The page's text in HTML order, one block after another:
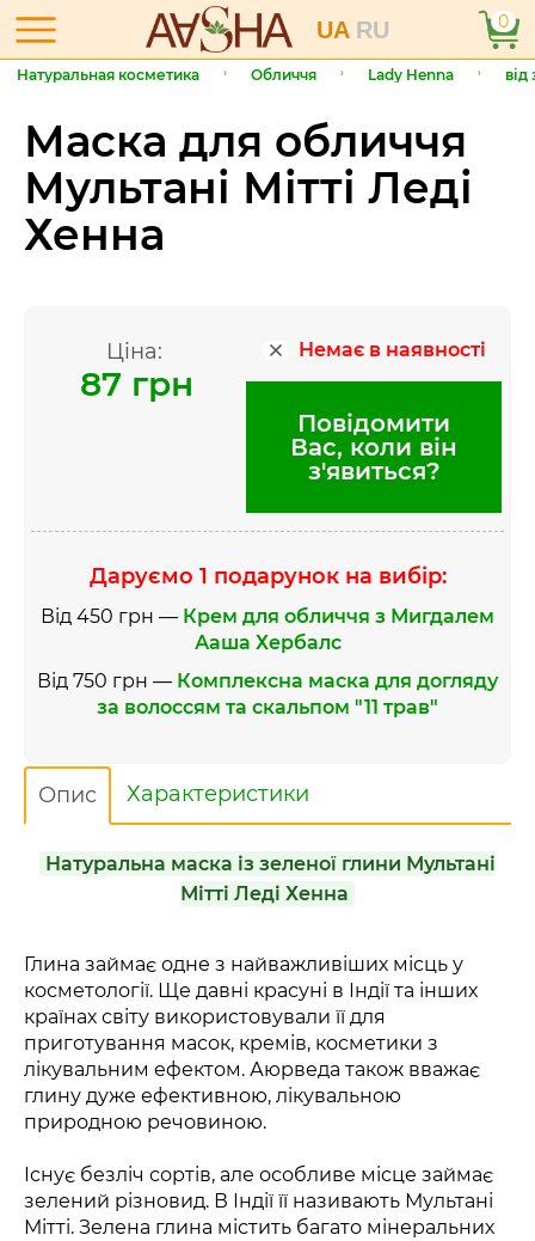
UA RU 0
Натуральная косметика Обличчя Lady Henna
Маска для обличчя
Мультані Мітті Леді
Хенна
Ціна:
87 грн
Немає в наявності
Повідомити
Вас, коли він
з'явиться?
Даруємо 1 подарунок на вибір:
Від 450 грн — Крем для обличчя з Мигдалем
Ааша Хербалс
Від 750 грн — Комплексна маска для догляду
за волоссям та скальпом "11 трав"
Опис Характеристики
Натуральна маска із зеленої глини Мультані
Мітті Леді Хенна
Глина займає одне з найважливіших місць у
косметології. Ще давні красуні в Індії та інших
країнах світу використовували її для
приготування масок, кремів, косметики з
лікувальним ефектом. Аюрведа також вважає
глину дуже ефективною, лікувальною
природною речовиною.
Існує безліч сортів, але особливе місце займає
зелений різновид. В Індії її називають Мультані
Мітті. Зелена глина містить багато мінеральних